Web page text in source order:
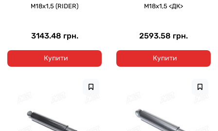
М18х1,5 (RIDER)
3143.48 грн.
Купити
М18х1,5 <ДК>
2593.58 грн.
Купити